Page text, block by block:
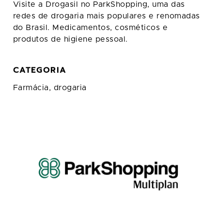
Visite a Drogasil no ParkShopping, uma das
redes de drogaria mais populares e renomadas
do Brasil. Medicamentos, cosméticos e
produtos de higiene pessoal.
CATEGORIA
Farmácia, drogaria